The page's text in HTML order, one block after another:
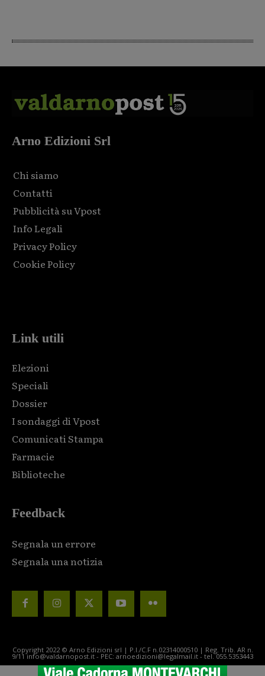
Arno Edizioni Srl
Chi siamo
Contatti
Pubblicità su Vpost
Info Legali
Privacy Policy
Cookie Policy
Link utili
Elezioni
Speciali
Dossier
I sondaggi di Vpost
Comunicati Stampa
Farmacie
Biblioteche
Feedback
Segnala un errore
Segnala una notizia
Copyright 2022 © Arno Edizioni srl | P.I./C.F n.02314000510 | Reg. Trib. AR n.
9/11 info@valdarnopost.it - PEC: arnoedizioni@legalmail.it - tel. 055.5353443